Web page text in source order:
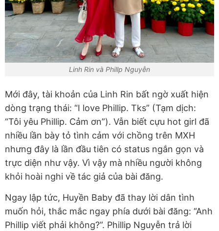
Linh Rin và Phillp Nguyễn
Mới đây, tài khoản của Linh Rin bất ngờ xuất hiện
dòng trạng thái: “I love Phillip. Tks” (Tạm dịch:
“Tôi yêu Phillip. Cảm ơn”). Vẫn biết cựu hot girl đã
nhiều lần bày tỏ tình cảm với chồng trên MXH
nhưng đây là lần đầu tiên có status ngắn gọn và
trực diện như vậy. Vì vậy mà nhiều người không
khỏi hoài nghi về tác giả của bài đăng.
Ngay lập tức, Huyền Baby đã thay lời dân tình
muốn hỏi, thắc mắc ngay phía dưới bài đăng: “Anh
Phillip viết phải không?”. Phillip Nguyễn trả lời